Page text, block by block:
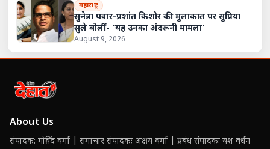
महाराष्ट्र
सुनेत्रा पवार-प्रशांत किशोर की मुलाकात पर सुप्रिया
सुले बोलीं- ‘यह उनका अंदरूनी मामला’
August 9, 2026
About Us
संपादक: गोविंद वर्मा | समाचार संपादकः अक्षय वर्मा | प्रबंध संपादकः यश वर्धन